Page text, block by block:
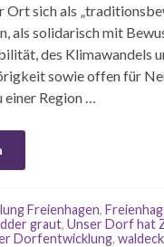
Ort sich als
als solidarisch mit
des Klimawandels
sowie offen für
einer Region …
Freienhagen,
graut, Unser Dorf hat
Dorfentwicklung,